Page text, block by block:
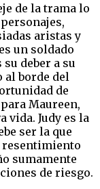
de la trama lo
aristas y
un soldado
deber a su
borde del
de
Maureen,
vida. Judy es la
ser la que
resentimiento
sumamente
de riesgo.